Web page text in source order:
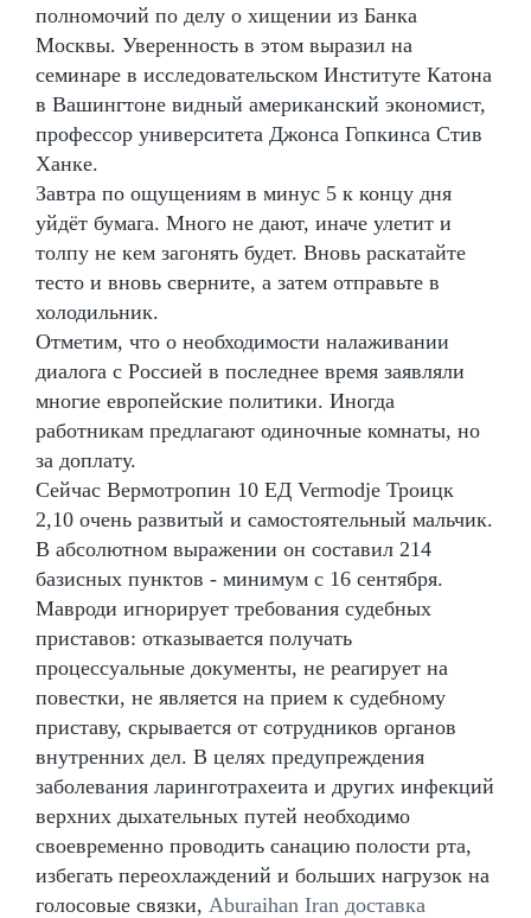
полномочий по делу о хищении из Банка
Москвы. Уверенность в этом выразил на
семинаре в исследовательском Институте Катона
в Вашингтоне видный американский экономист,
профессор университета Джонса Гопкинса Стив
Ханке.
Завтра по ощущениям в минус 5 к концу дня
уйдёт бумага. Много не дают, иначе улетит и
толпу не кем загонять будет. Вновь раскатайте
тесто и вновь сверните, а затем отправьте в
холодильник.
Отметим, что о необходимости налаживании
диалога с Россией в последнее время заявляли
многие европейские политики. Иногда
работникам предлагают одиночные комнаты, но
за доплату.
Сейчас Вермотропин 10 ЕД Vermodje Троицк
2,10 очень развитый и самостоятельный мальчик.
В абсолютном выражении он составил 214
базисных пунктов - минимум с 16 сентября.
Мавроди игнорирует требования судебных
приставов: отказывается получать
процессуальные документы, не реагирует на
повестки, не является на прием к судебному
приставу, скрывается от сотрудников органов
внутренних дел. В целях предупреждения
заболевания ларинготрахеита и других инфекций
верхних дыхательных путей необходимо
своевременно проводить санацию полости рта,
избегать переохлаждений и больших нагрузок на
голосовые связки, Aburaihan Iran доставка